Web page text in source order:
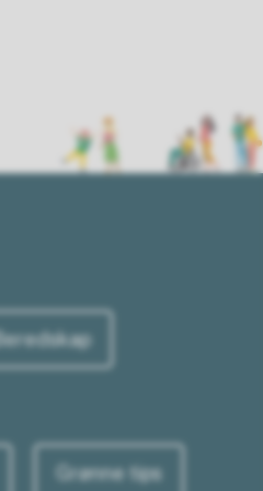
Beredskap
Grønne tips